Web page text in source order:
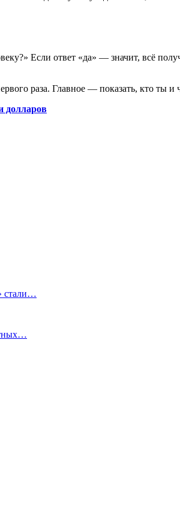
Если ответ «да» — значит, всё
раза. Главное — показать, кто ты
долларов
стали…